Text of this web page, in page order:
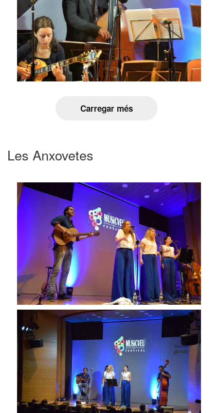
Carregar més
Les Anxovetes